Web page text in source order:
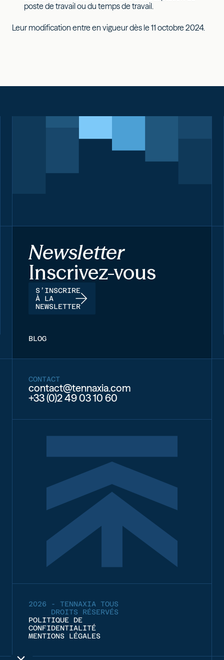
poste de travail ou du temps de travail.
Leur modification entre en vigueur dès le 11 octobre 2024.
Newsletter
Inscrivez-vous
S’INSCRIRE
À LA
NEWSLETTER
BLOG
CONTACT
contact@tennaxia.com
+33 (0)2 49 03 10 60
2026 - TENNAXIA TOUS
DROITS RÉSERVÉS
POLITIQUE DE
CONFIDENTIALITÉ
MENTIONS LÉGALES